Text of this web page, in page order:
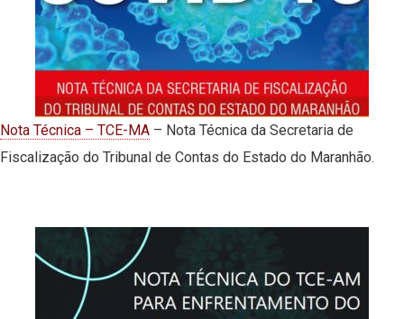
Nota Técnica – TCE-MA – Nota Técnica da Secretaria de
Fiscalização do Tribunal de Contas do Estado do Maranhão.